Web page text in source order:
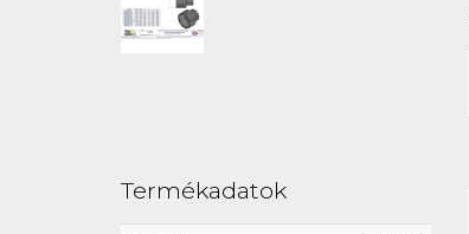
Termékadatok